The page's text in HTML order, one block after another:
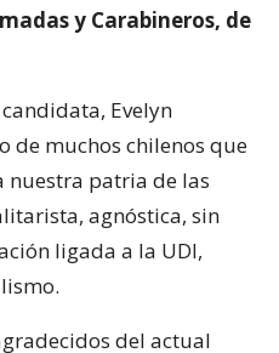
y Carabineros, de
Evelyn
de muchos chilenos que
nuestra patria de las
agnóstica, sin
ligada a la UDI,
del actual